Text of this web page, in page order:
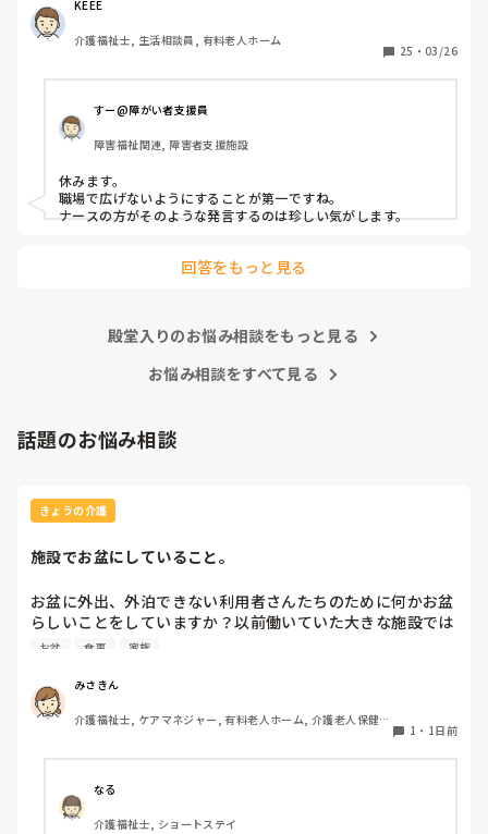
熱が低く微熱でもしんどいので)
皆さんの意見が聞きたいです。
KEEE
介護福祉士, 生活相談員, 有料老人ホーム
25 ・ 03/26
すー@障がい者支援員
障害福祉関連, 障害者支援施設
休みます。
職場で広げないようにすることが第一ですね。
ナースの方がそのような発言するのは珍しい気がします。
回答をもっと見る
殿堂入りのお悩み相談をもっと見る
お悩み相談をすべて見る
話題のお悩み相談
きょうの介護
施設でお盆にしていること。
お盆に外出、外泊できない利用者さんたちのために何かお盆
らしいことをしていますか？以前働いていた大きな施設では
実際に住職さんを呼びご焼香できるようにそれ用のスペース
族が面会に来る…などでした。お盆まであと少しです。何か
していることがあればぜひシェアよろしくお願いします。
お盆 食事 家族
みさきん
介護福祉士, ケアマネジャー, 有料老人ホーム, 介護老人保健施
1 ・ 1日前
なる
介護福祉士, ショートステイ